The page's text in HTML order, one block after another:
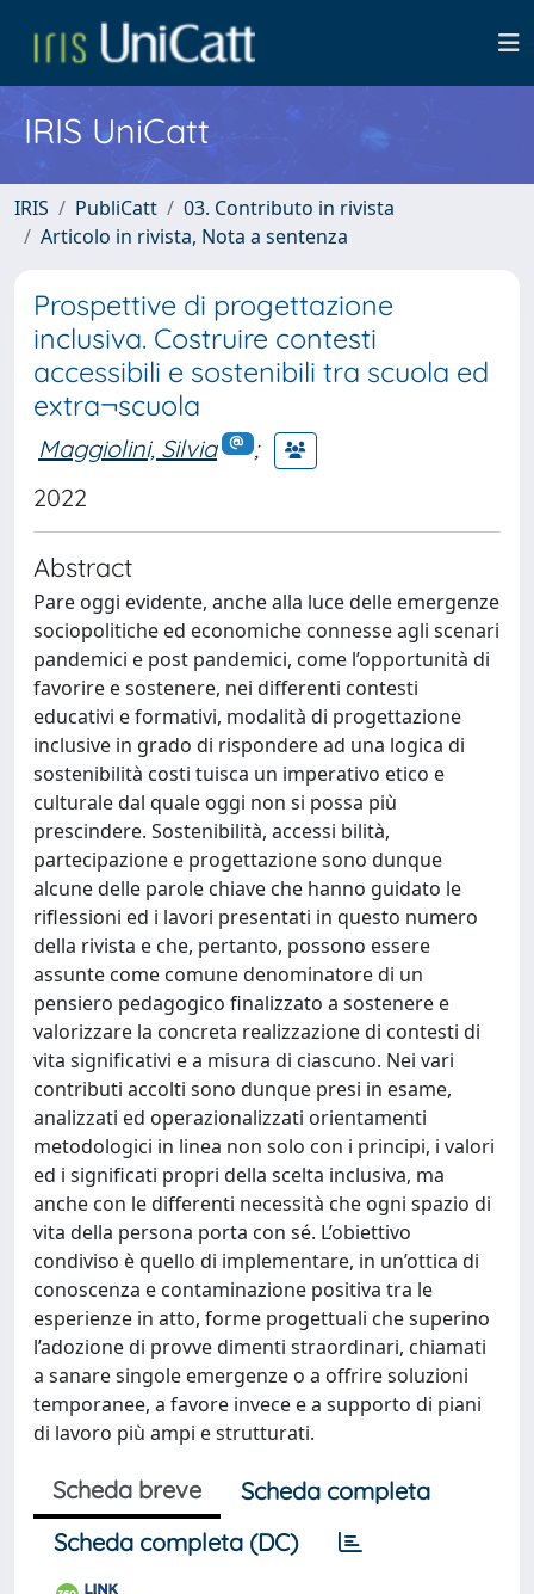
IRIS UniCatt
IRIS PubliCatt
03. Contributo in rivista
Articolo in rivista, Nota a sentenza
Prospettive di progettazione
inclusiva. Costruire contesti
accessibili e sostenibili tra scuola ed
extra¬scuola
Maggiolini, Silvia
;
2022
Abstract
Pare oggi evidente, anche alla luce delle emergenze
sociopolitiche ed economiche connesse agli scenari
pandemici e post pandemici, come l’opportunità di
favorire e sostenere, nei differenti contesti
educativi e formativi, modalità di progettazione
inclusive in grado di rispondere ad una logica di
sostenibilità costi­ tuisca un imperativo etico e
culturale dal quale oggi non si possa più
prescindere. Sostenibilità, accessi­ bilità,
partecipazione e progettazione sono dunque
alcune delle parole chiave che hanno guidato le
riflessioni ed i lavori presentati in questo numero
della rivista e che, pertanto, possono essere
assunte come comune denominatore di un
pensiero pedagogico finalizzato a sostenere e
valorizzare la concreta realizzazione di contesti di
vita significativi e a misura di ciascuno. Nei vari
contributi accolti sono dunque presi in esame,
analizzati ed operazionalizzati orientamenti
metodologici in linea non solo con i principi, i valori
ed i significati propri della scelta inclusiva, ma
anche con le differenti necessità che ogni spazio di
vita della persona porta con sé. L’obiettivo
condiviso è quello di implementare, in un’ottica di
conoscenza e contaminazione positiva tra le
esperienze in atto, forme progettuali che superino
l’adozione di provve­ dimenti straordinari, chiamati
a sanare singole emergenze o a offrire soluzioni
temporanee, a favore invece e a supporto di piani
di lavoro più ampi e strutturati.
Scheda breve
Scheda completa
Scheda completa (DC)